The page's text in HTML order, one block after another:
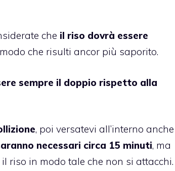
che il riso dovrà essere
che risulti ancor più saporito.
sempre il doppio rispetto alla
, poi versatevi all’interno anche
necessari circa 15 minuti, ma
riso in modo tale che non si attacchi.